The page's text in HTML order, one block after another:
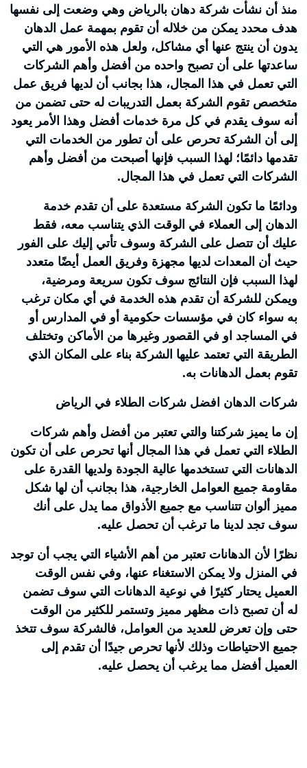
منذ أن نشأت شركة دهان بالرياض وهي وضعت إلى نفسها
هدف محدد يمكن من خلاله أن تقوم بمهمة عمل الدهان
يدون أن ينتج عنها أي مشاكل، ولعل هذه الأمور هي التي
ساعدتها على أن تصبح واحده من أفضل وأهم الشركات
التي تعمل في هذا المجال، هذا بجانب أن لديها فريق عمل
متخصص تقوم الشركة بعمل التدريبات له حتى تضمن من
أنه سوف يقدم في كل مرة خدمات أفضل وهذا الأمر يعود
إلى أن الشركة تحرص على أن تطور من الخدمات التي
تقدمها دائمًا؛ لهذا السبب فإنها أصبحت من أفضل وأهم
الشركات التي تعمل في هذا المجال.
ودائمًا ما تكون الشركة مستعدة على أن تقدم خدمة
الدهان إلى العملاء في الوقت الذي يتناسب معه، فقط
عليك أن تتصل على الشركة وسوف تأتي إليك على الفور
حيث أن المعدات لديها مجهزة وفريق العمل أيضًا متعدد
لهذا السبب فإن النتائج سوف تكون سريعة ومرضية،
ويمكن للشركة أن تقدم هذه الخدمة في أي مكان ترغب
به سواء كان في مؤسسات حكومية أو في المدارس أو
في المساجد او في القصور وغيرها من الأماكن وتختلف
الطريقة التي تعتمد عليها الشركة بناء على المكان الذي
تقوم بعمل الدهانات به.
شركات الدهان افضل شركات الطلاء في الرياض
إن ما يميز شركتنا والتي تعتبر من أفضل وأهم شركات
الطلاء التي تعمل في هذا المجال أنها تحرص على أن تكون
الدهانات التي تستخدمها عالية الجودة ولديها القدرة على
مقاومة جميع العوامل الخارجية، هذا بجانب أن لها شكل
مميز ألوان تتناسب مع جميع الأذواق مما يدل على أنك
سوف تجد لدينا ما ترغب أن تحصل عليه.
نظرًا لأن الدهانات تعتبر من أهم الأشياء التي يجب أن توجد
في المنزل ولا يمكن الاستغناء عنها، وفي نفس الوقت
العميل يحتار كثيرًا في نوعية الدهانات التي سوف تضمن
له أن تصبح ذات مظهر مميز وتستمر للكثير من الوقت
حتى وإن تعرض للعديد من العوامل، فالشركة سوف تتخذ
جميع الاحتياطات وذلك لأنها تحرص جيدًا أن تقدم إلى
العميل أفضل مما يرغب أن يحصل عليه.